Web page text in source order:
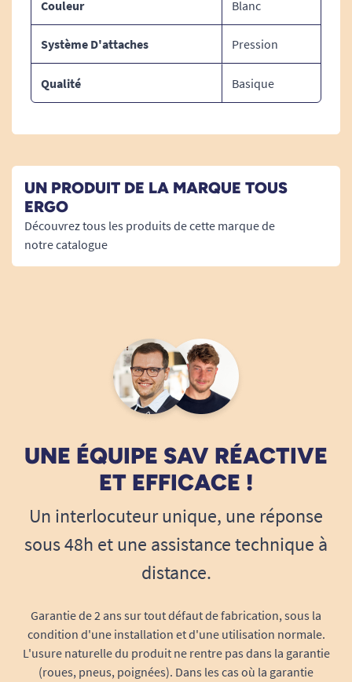
Couleur Blanc
Système D'attaches Pression
Qualité Basique
UN PRODUIT DE LA MARQUE TOUS
ERGO
Découvrez tous les produits de cette marque de
notre catalogue
UNE ÉQUIPE SAV RÉACTIVE
ET EFFICACE !
Un interlocuteur unique, une réponse
sous 48h et une assistance technique à
distance.
Garantie de 2 ans sur tout défaut de fabrication, sous la
condition d'une installation et d'une utilisation normale.
L'usure naturelle du produit ne rentre pas dans la garantie
(roues, pneus, poignées). Dans les cas où la garantie